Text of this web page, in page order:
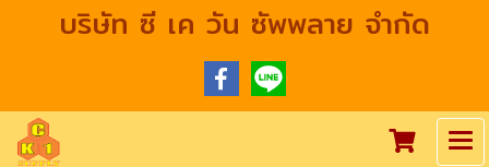
บริษัท ซี เค วัน ซัพพลาย จำกัด